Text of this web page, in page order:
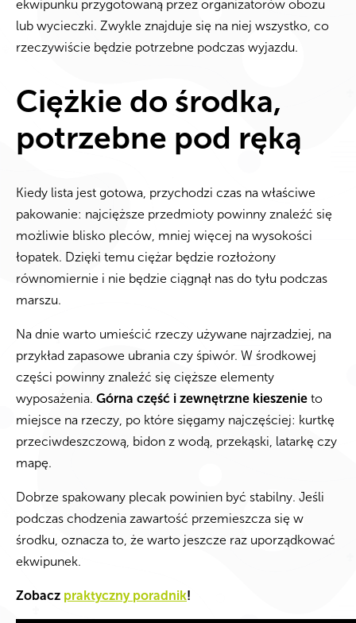
ekwipunku przygotowaną przez organizatorów obozu
lub wycieczki. Zwykle znajduje się na niej wszystko, co
rzeczywiście będzie potrzebne podczas wyjazdu.
Ciężkie do środka,
potrzebne pod ręką
Kiedy lista jest gotowa, przychodzi czas na właściwe
pakowanie: najcięższe przedmioty powinny znaleźć się
możliwie blisko pleców, mniej więcej na wysokości
łopatek. Dzięki temu ciężar będzie rozłożony
równomiernie i nie będzie ciągnął nas do tyłu podczas
marszu.
Na dnie warto umieścić rzeczy używane najrzadziej, na
przykład zapasowe ubrania czy śpiwór. W środkowej
części powinny znaleźć się cięższe elementy
wyposażenia. Górna część i zewnętrzne kieszenie to
miejsce na rzeczy, po które sięgamy najczęściej: kurtkę
przeciwdeszczową, bidon z wodą, przekąski, latarkę czy
mapę.
Dobrze spakowany plecak powinien być stabilny. Jeśli
podczas chodzenia zawartość przemieszcza się w
środku, oznacza to, że warto jeszcze raz uporządkować
ekwipunek.
Zobacz praktyczny poradnik!